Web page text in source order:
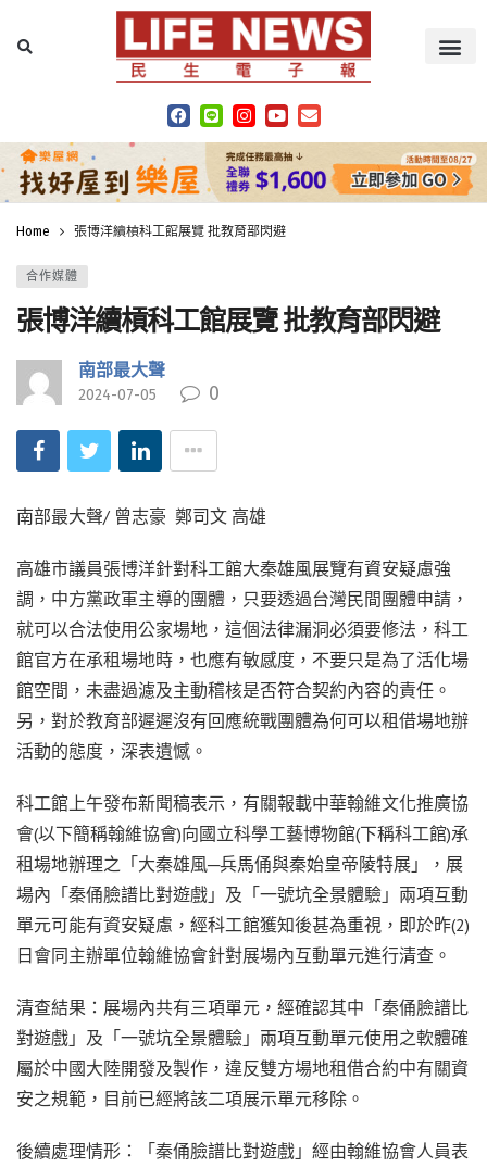
Home 張博洋續槓科工館展覽 批教育部閃避
合作媒體
張博洋續槓科工館展覽 批教育部閃避
南部最大聲
2024-07-05 0
南部最大聲/ 曾志豪 鄭司文 高雄
高雄市議員張博洋針對科工館大秦雄風展覽有資安疑慮強
調，中方黨政軍主導的團體，只要透過台灣民間團體申請，
就可以合法使用公家場地，這個法律漏洞必須要修法，科工
館官方在承租場地時，也應有敏感度，不要只是為了活化場
館空間，未盡過濾及主動稽核是否符合契約內容的責任。
另，對於教育部遲遲沒有回應統戰團體為何可以租借場地辦
活動的態度，深表遺憾。
科工館上午發布新聞稿表示，有關報載中華翰維文化推廣協
會(以下簡稱翰維協會)向國立科學工藝博物館(下稱科工館)承
租場地辦理之「大秦雄風─兵馬俑與秦始皇帝陵特展」，展
場內「秦俑臉譜比對遊戲」及「一號坑全景體驗」兩項互動
單元可能有資安疑慮，經科工館獲知後甚為重視，即於昨(2)
日會同主辦單位翰維協會針對展場內互動單元進行清查。
清查結果：展場內共有三項單元，經確認其中「秦俑臉譜比
對遊戲」及「一號坑全景體驗」兩項互動單元使用之軟體確
屬於中國大陸開發及製作，違反雙方場地租借合約中有關資
安之規範，目前已經將該二項展示單元移除。
後續處理情形：「秦俑臉譜比對遊戲」經由翰維協會人員表